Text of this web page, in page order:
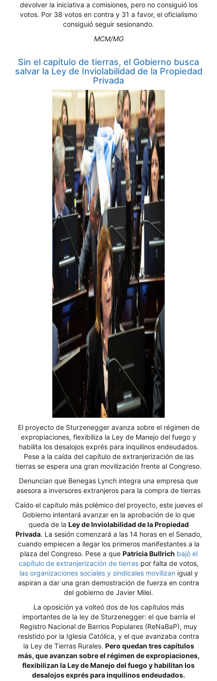
devolver la iniciativa a comisiones, pero no consiguió los
votos. Por 38 votos en contra y 31 a favor, el oficialismo
consiguió seguir sesionando.
MCM/MG
Sin el capítulo de tierras, el Gobierno busca
salvar la Ley de Inviolabilidad de la Propiedad
Privada
El proyecto de Sturzenegger avanza sobre el régimen de
expropiaciones, flexibiliza la Ley de Manejo del fuego y
habilita los desalojos exprés para inquilinos endeudados.
Pese a la caída del capítulo de extranjerización de las
tierras se espera una gran movilización frente al Congreso.
Denuncian que Benegas Lynch integra una empresa que
asesora a inversores extranjeros para la compra de tierras
Caído el capítulo más polémico del proyecto, este jueves el
Gobierno intentará avanzar en la aprobación de lo que
queda de la Ley de Inviolabilidad de la Propiedad
Privada. La sesión comenzará a las 14 horas en el Senado,
cuando empiecen a llegar los primeros manifestantes a la
plaza del Congreso. Pese a que Patricia Bullrich bajó el
capítulo de extranjerización de tierraspor falta de votos,
las organizaciones sociales y sindicales movilizan igual y
aspiran a dar una gran demostración de fuerza en contra
del gobierno de Javier Milei.
La oposición ya volteó dos de los capítulos más
importantes de la ley de Sturzenegger: el que barría el
Registro Nacional de Barrios Populares (ReNaBaP), muy
resistido por la Iglesia Católica, y el que avanzaba contra
la Ley de Tierras Rurales. Pero quedan tres capítulos
más, que avanzan sobre el régimen de expropiaciones,
flexibilizan la Ley de Manejo del fuego y habilitan los
desalojos exprés para inquilinos endeudados.